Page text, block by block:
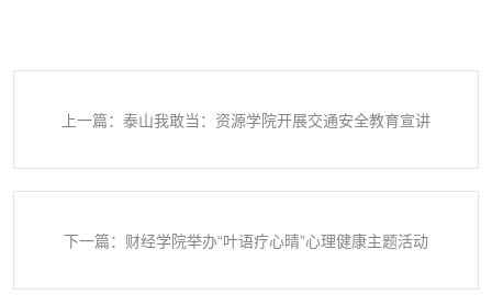
上一篇：泰山我敢当：资源学院开展交通安全教育宣讲
下一篇：财经学院举办“叶语疗心晴”心理健康主题活动